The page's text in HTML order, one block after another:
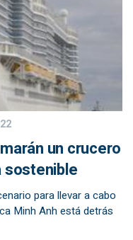
un crucero
sostenible
para llevar a cabo
Minh Anh está detrás